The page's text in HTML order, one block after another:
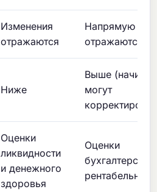
Изменения
отражаются
Напрямую не
отражаются
Ниже
Выше
могут
Оценки
ликвидности
и денежного
здоровья
Оценки
бухгалтерской